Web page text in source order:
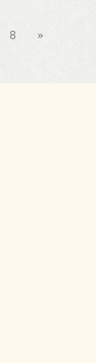
8 »